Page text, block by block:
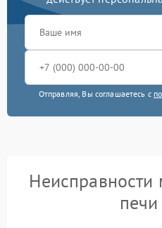
Отправляя, Вы соглашаетесь с